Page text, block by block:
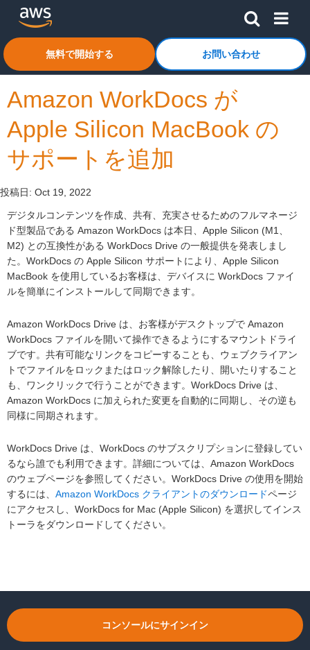
メインコンテンツに移動
アマゾン ウェブ サービスのホームページに戻るには、こ
無料で開始する お問い合わせ
Amazon WorkDocs が
Apple Silicon MacBook の
サポートを追加
投稿日: Oct 19, 2022
デジタルコンテンツを作成、共有、充実させるためのフルマネージ
ド型製品である Amazon WorkDocs は本日、Apple Silicon (M1、
M2) との互換性がある WorkDocs Drive の一般提供を発表しまし
た。WorkDocs の Apple Silicon サポートにより、Apple Silicon
MacBook を使用しているお客様は、デバイスに WorkDocs ファイ
ルを簡単にインストールして同期できます。
Amazon WorkDocs Drive は、お客様がデスクトップで Amazon
WorkDocs ファイルを開いて操作できるようにするマウントドライ
ブです。共有可能なリンクをコピーすることも、ウェブクライアン
トでファイルをロックまたはロック解除したり、開いたりすること
も、ワンクリックで行うことができます。WorkDocs Drive は、
Amazon WorkDocs に加えられた変更を自動的に同期し、その逆も
同様に同期されます。
WorkDocs Drive は、WorkDocs のサブスクリプションに登録してい
るなら誰でも利用できます。詳細については、Amazon WorkDocs
のウェブページを参照してください。WorkDocs Drive の使用を開始
するには、 Amazon WorkDocs クライアントのダウンロードページ
にアクセスし、WorkDocs for Mac (Apple Silicon) を選択してインス
トーラをダウンロードしてください。
コンソールにサインイン